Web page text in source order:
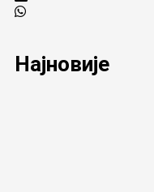
Најновије